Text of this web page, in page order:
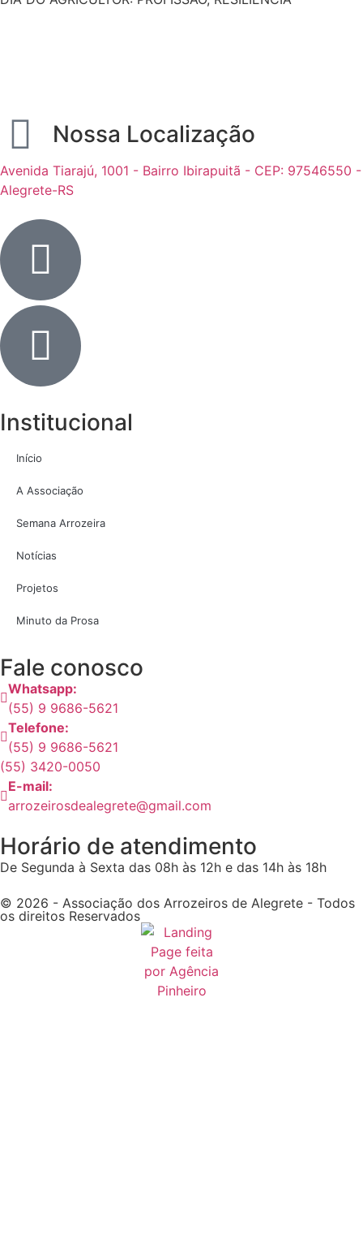
Nossa Localização
Avenida Tiarajú, 1001 - Bairro Ibirapuitã - CEP: 97546550 -
Alegrete-RS
Institucional
Início
A Associação
Semana Arrozeira
Notícias
Projetos
Minuto da Prosa
Fale conosco
Whatsapp:
(55) 9 9686-5621
Telefone:
(55) 9 9686-5621
(55) 3420-0050
E-mail:
arrozeirosdealegrete@gmail.com
Horário de atendimento
De Segunda à Sexta das 08h às 12h e das 14h às 18h
© 2026 - Associação dos Arrozeiros de Alegrete - Todos
os direitos Reservados